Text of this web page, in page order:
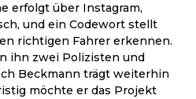
erfolgt über Instagram,
und ein Codewort stellt
richtigen Fahrer erkennen.
ihn zwei Polizisten und
Beckmann trägt weiterhin
möchte er das Projekt